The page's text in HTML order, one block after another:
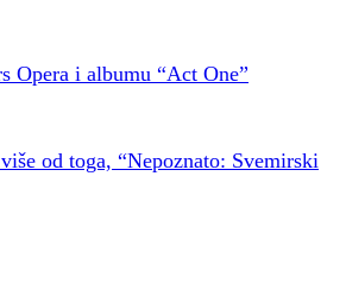
Opera i albumu “Act One”
od toga, “Nepoznato: Svemirski